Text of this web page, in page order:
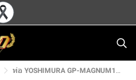
ท่อ YOSHIMURA GP-MAGNUM105 สำหรับ YAMAHA WR155